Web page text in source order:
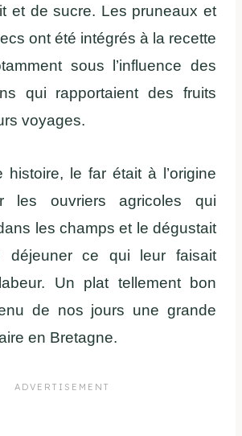
et de sucre. Les pruneaux et
ont été intégrés à la recette
sous l’influence des
qui rapportaient des fruits
voyages.
histoire, le far était à l’origine
les ouvriers agricoles qui
les champs et le dégustait
déjeuner ce qui leur faisait
Un plat tellement bon
de nos jours une grande
en Bretagne.